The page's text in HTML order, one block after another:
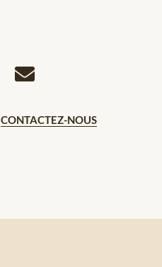
CONTACTEZ-NOUS